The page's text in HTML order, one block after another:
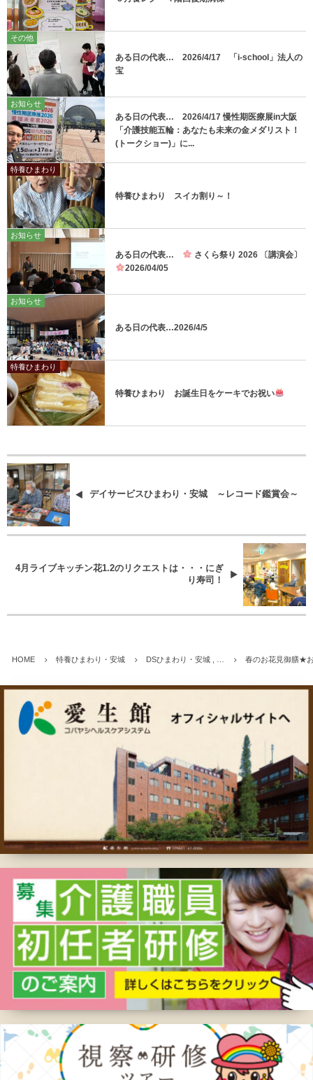
その他
ある日の代表… 2026/4/17 「i-school」法人の
宝
お知らせ
ある日の代表… 2026/4/17 慢性期医療展in大阪
「介護技能五輪：あなたも未来の金メダリスト！
(トークショー)」に...
特養ひまわり
特養ひまわり スイカ割り～！
お知らせ
ある日の代表…
さくら祭り 2026 〔講演会〕
2026/04/05
お知らせ
ある日の代表…2026/4/5
特養ひまわり
特養ひまわり お誕生日をケーキでお祝い
デイサービスひまわり・安城 ～レコード鑑賞会～
4月ライブキッチン花1.2のリクエストは・・・にぎ
り寿司！
HOME 特養ひまわり・安城 DSひまわり・安城 , … 春のお花見御膳★